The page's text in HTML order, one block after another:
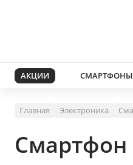
АКЦИИ СМАРТФОНЫ
Главная Электроника
Смартфон